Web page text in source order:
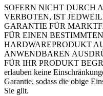
SOFERN NICHT DURCH
VERBOTEN, IST
GARANTIE FÜR
FÜR EINEN
HARDWAREPRODUKT
ANWENDBAREN
FÜR IHR PRODUKT
erlauben keine
Garantie, sodass die obige
Sie gilt.